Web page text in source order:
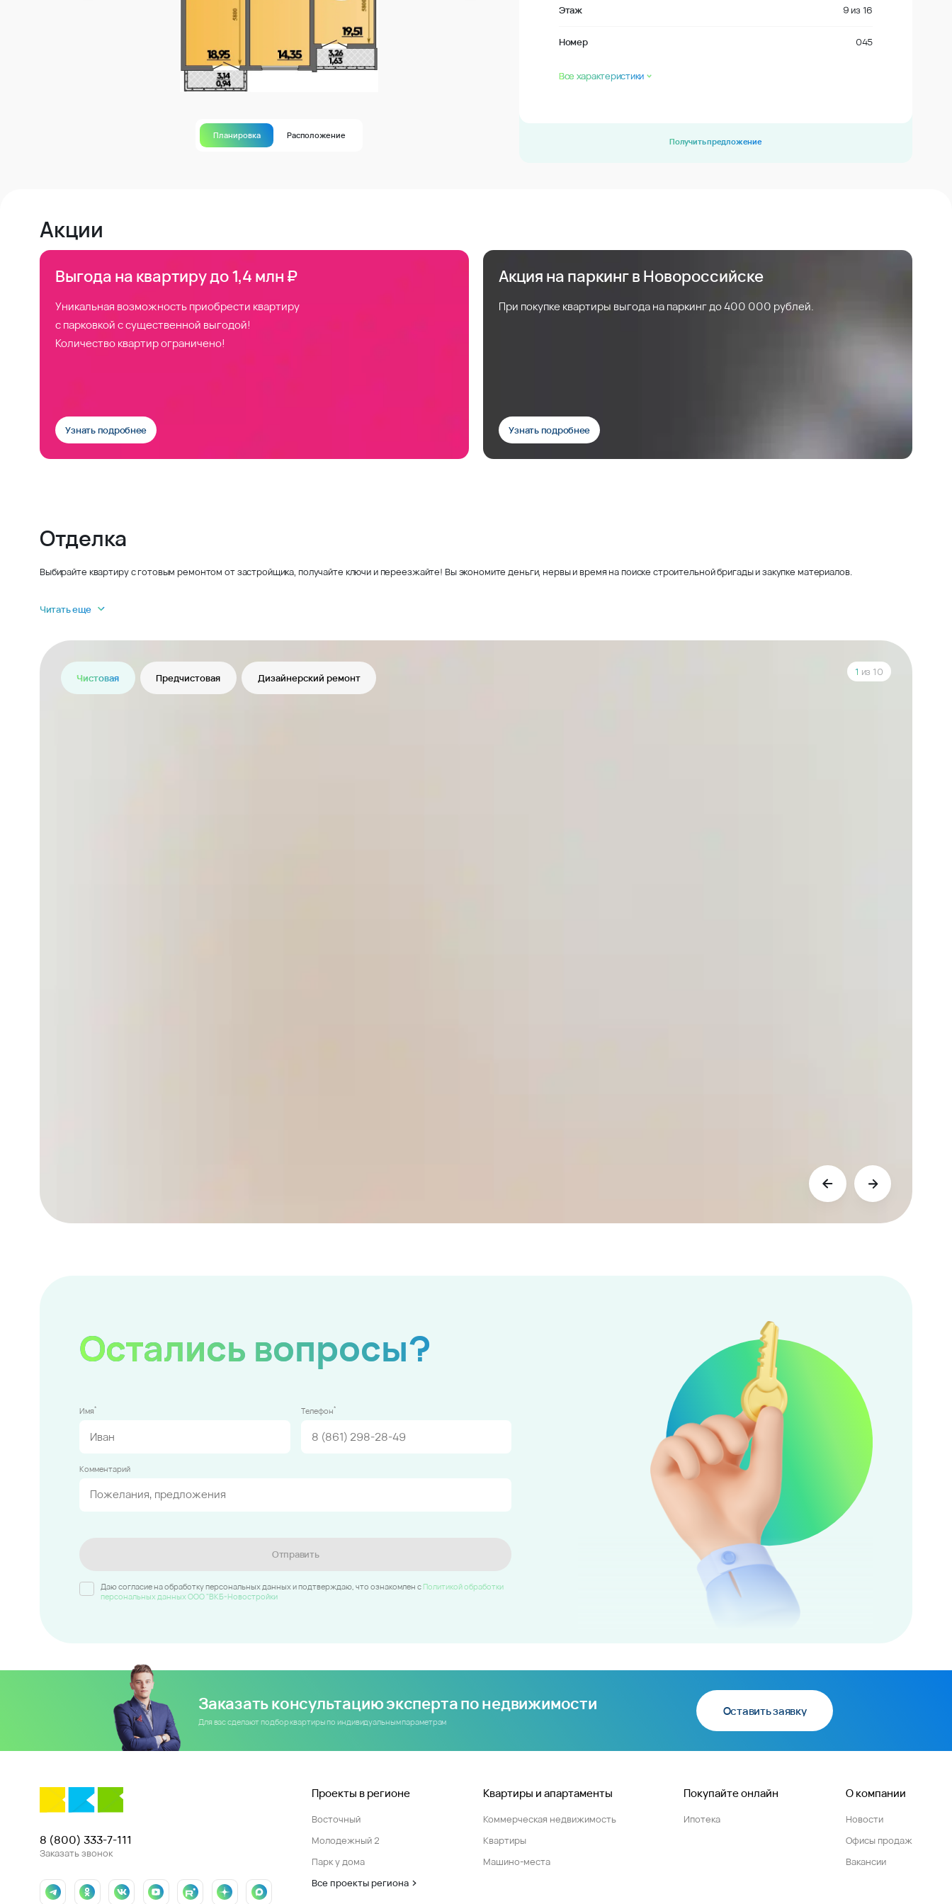
Планировка Расположение
Этаж 9 из 16
Номер 045
Все характеристики
Получить предложение
Акции
Выгода на квартиру до 1,4 млн ₽
Уникальная возможность приобрести квартиру
с парковкой с существенной выгодой!
Количество квартир ограничено!
Узнать подробнее
Акция на паркинг в Новороссийске
При покупке квартиры выгода на паркинг до 400 000 рублей.
Узнать подробнее
Отделка
Выбирайте квартиру с готовым ремонтом от застройщика, получайте ключи и переезжайте! Вы экономите деньги, нервы и время на поиске строительной бригады и закупке материалов.
Читать еще
Чистовая Предчистовая Дизайнерский ремонт
1 из 10
Остались вопросы?
Имя* Телефон*
Комментарий
Отправить
Даю согласие на обработку персональных данных и подтверждаю, что ознакомлен c Политикой обработки
персональных данных ООО "ВКБ-Новостройки
Заказать консультацию эксперта по недвижимости
Для вас сделают подбор квартиры по индивидуальным параметрам
Оставить заявку
8 (800) 333-7-111
Заказать звонок
Проекты в регионе
Восточный
Молодежный 2
Парк у дома
Все проекты региона
Квартиры и апартаменты
Коммерческая недвижимость
Квартиры
Машино-места
Покупайте онлайн
Ипотека
О компании
Новости
Офисы продаж
Вакансии